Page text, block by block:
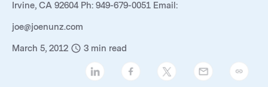
Irvine, CA 92604 Ph: 949-679-0051 Email:
joe@joenunz.com
March 5, 2012 3 min read